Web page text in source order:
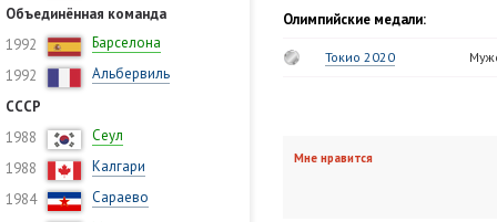
Объединённая команда
1992
Барселона
1992
Альбервиль
СССР
1988
Сеул
1988
Калгари
1984
Сараево
Олимпийские медали:
Токио 2020
Мне нравится